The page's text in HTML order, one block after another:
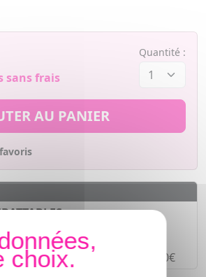
sans frais
Quantité :
AU PANIER
ligneSÉCURISÉ
4 fois sans frais à partir de 30€